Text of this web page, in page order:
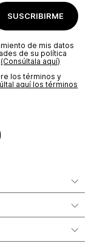
SUSCRIBIRME
de mis datos
de su política
(Consúltala aquí)
los términos y
aquí los términos